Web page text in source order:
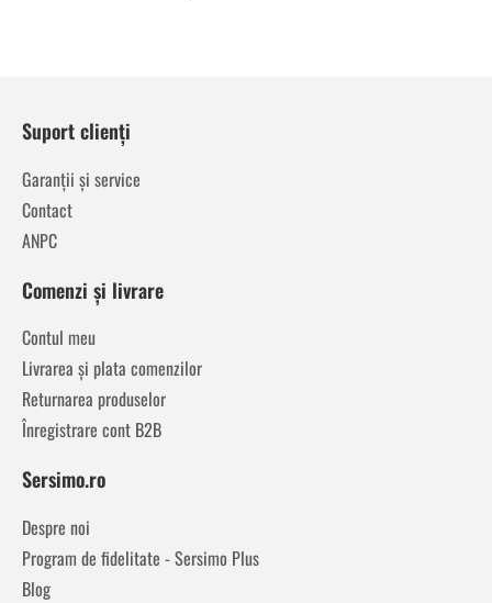
Suport clienți
Garanții și service
Contact
ANPC
Comenzi și livrare
Contul meu
Livrarea și plata comenzilor
Returnarea produselor
Înregistrare cont B2B
Sersimo.ro
Despre noi
Program de fidelitate - Sersimo Plus
Blog